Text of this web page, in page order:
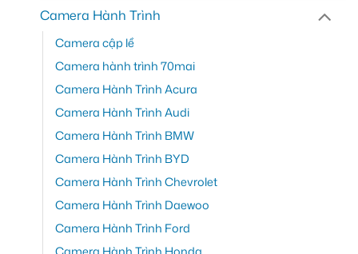
Camera Hành Trình
Camera cập lề
Camera hành trình 70mai
Camera Hành Trình Acura
Camera Hành Trình Audi
Camera Hành Trình BMW
Camera Hành Trình BYD
Camera Hành Trình Chevrolet
Camera Hành Trình Daewoo
Camera Hành Trình Ford